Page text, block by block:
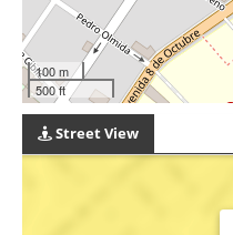
100 m
500 ft
Street View